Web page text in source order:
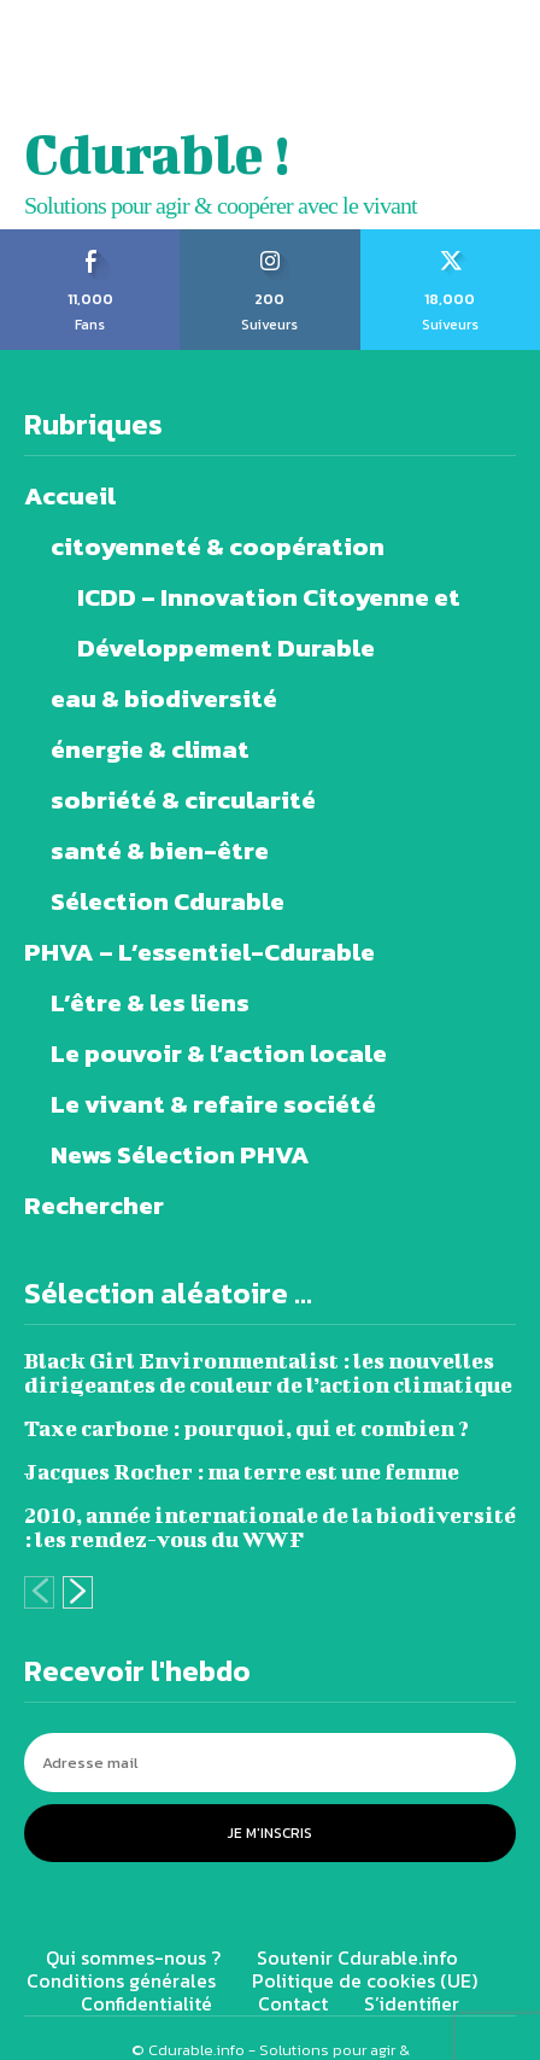
Cdurable !
Solutions pour agir & coopérer avec le vivant
11,000
Fans
200
Suiveurs
18,000
Suiveurs
Rubriques
Accueil
citoyenneté & coopération
ICDD – Innovation Citoyenne et
Développement Durable
eau & biodiversité
énergie & climat
sobriété & circularité
santé & bien-être
Sélection Cdurable
PHVA – L’essentiel-Cdurable
L’être & les liens
Le pouvoir & l’action locale
Le vivant & refaire société
News Sélection PHVA
Rechercher
Sélection aléatoire ...
Black Girl Environmentalist : les nouvelles
dirigeantes de couleur de l’action climatique
Taxe carbone : pourquoi, qui et combien ?
Jacques Rocher : ma terre est une femme
2010, année internationale de la biodiversité
: les rendez-vous du WWF
Recevoir l'hebdo
JE M'INSCRIS
Qui sommes-nous ? Soutenir Cdurable.info
Conditions générales Politique de cookies (UE)
Confidentialité Contact S’identifier
© Cdurable.info - Solutions pour agir &